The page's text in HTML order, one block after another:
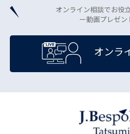
オンライン相談でお役
ー動画プレゼン
オンラ